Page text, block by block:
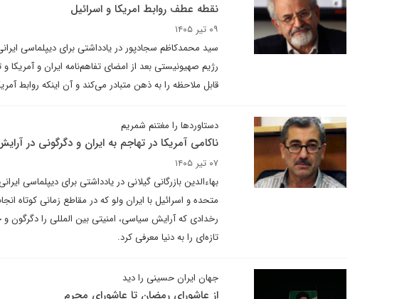
نقطه عطف روابط امریکا و اسرائیل
۰۹ تیر ۱۴۰۵
سید محمدکاظم سجادپور در یادداشتی برای دیپلماسی
رژیم صهیونیستی بعد از امضای تفاهم‌نامه ایران و
قابل ملاحظه را به ذهن متبادر می‌کند و آن اینکه روابط
دستاوردها را مغتنم شمریم
ناکامی آمریکا در تهاجم به ایران و دگرگونی در
۰۷ تیر ۱۴۰۵
بهاءالدین بازرگانی گیلانی در یادداشتی برای دیپلماسی
متحده و اسرائیل با ایران ولو که در مقاطع زمانی کوتاه
رخدادی که آرایش سیاسی، امنیتی بین المللی را دگرگون
تازه‌ای را به دنیا معرفی کرد.
جهان ایران حسینی را دید
از عاشورای رمضان تا عاشورای محرم